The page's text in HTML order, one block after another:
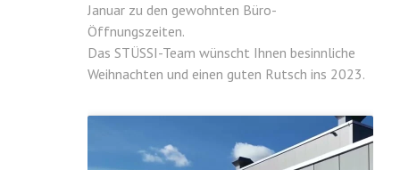
Januar zu den gewohnten Büro-
Öffnungszeiten.
Das STÜSSI-Team wünscht Ihnen besinnliche
Weihnachten und einen guten Rutsch ins 2023.